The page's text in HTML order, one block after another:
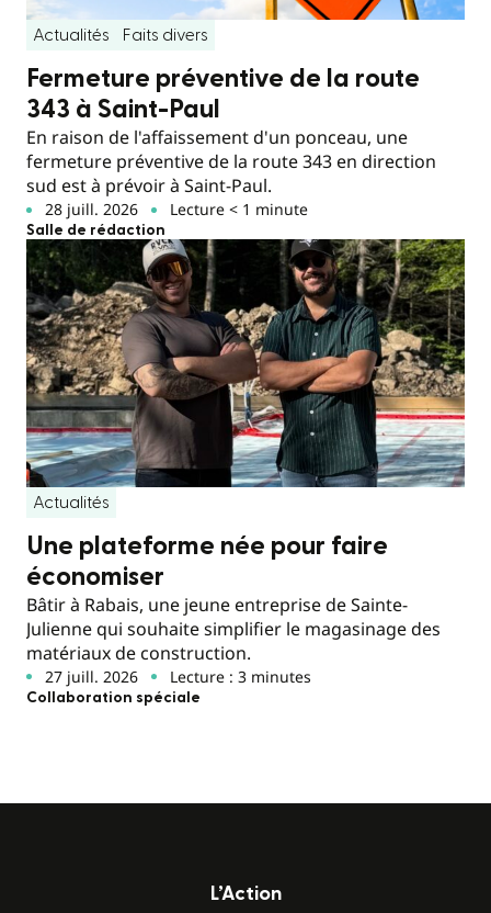
Actualités Faits divers
Fermeture préventive de la route
343 à Saint-Paul
En raison de l'affaissement d'un ponceau, une
fermeture préventive de la route 343 en direction
sud est à prévoir à Saint-Paul.
28 juill. 2026 Lecture < 1 minute
Salle de rédaction
Actualités
Une plateforme née pour faire
économiser
Bâtir à Rabais, une jeune entreprise de Sainte-
Julienne qui souhaite simplifier le magasinage des
matériaux de construction.
27 juill. 2026 Lecture : 3 minutes
Collaboration spéciale
L’Action